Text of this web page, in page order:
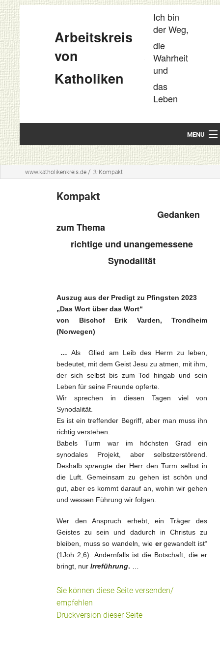
Arbeitskreis
von
Katholiken
Ich bin
der Weg,
die
Wahrheit
und
das
Leben
MENU
Startseite
Unsere Leitideen
Weltkirche und Ortskirche
www.katholikenkreis.de / 3: Kompakt
Kompakt
Gedanken
zum Thema
richtige und unangemessene
Synodalität
Auszug aus der Predigt zu Pfingsten 2023
„Das Wort über das Wort“
von Bischof Erik Varden, Trondheim
(Norwegen)
…Als Glied am Leib des Herrn zu leben,
bedeutet, mit dem Geist Jesu zu atmen, mit ihm,
der sich selbst bis zum Tod hingab und sein
Leben für seine Freunde opferte.
Wir sprechen in diesen Tagen viel von
Synodalität.
Es ist ein treffender Begriff, aber man muss ihn
richtig verstehen.
Babels Turm war im höchsten Grad ein
synodales Projekt, aber selbstzerstörend.
Deshalbsprengte der Herr den Turm selbst in
die Luft. Gemeinsam zu gehen ist schön und
gut, aber es kommt darauf an, wohin wir gehen
und wessen Führung wir folgen.
Wer den Anspruch erhebt, ein Träger des
Geistes zu sein und dadurch in Christus zu
bleiben, muss so wandeln, wie ergewandelt ist“
(1Joh 2,6). Andernfalls ist die Botschaft, die er
bringt, nur Irreführung.
Sie können diese Seite versenden/
empfehlen
Druckversion dieser Seite